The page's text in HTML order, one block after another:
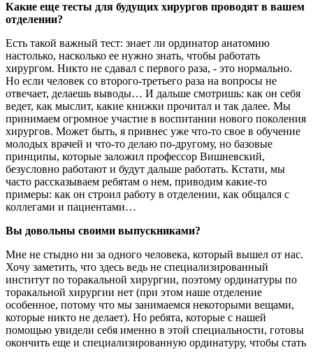
Какие еще тесты для будущих хирургов проводят в вашем
отделении?
Есть такой важный тест: знает ли ординатор анатомию
настолько, насколько ее нужно знать, чтобы работать
хирургом. Никто не сдавал с первого раза, - это нормально.
Но если человек со второго-третьего раза на вопросы не
отвечает, делаешь выводы… И дальше смотришь: как он себя
ведет, как мыслит, какие книжки прочитал и так далее. Мы
принимаем огромное участие в воспитании нового поколения
хирургов. Может быть, я привнес уже что-то свое в обучение
молодых врачей и что-то делаю по-другому, но базовые
принципы, которые заложил профессор Вишневский,
безусловно работают и будут дальше работать. Кстати, мы
часто рассказываем ребятам о нем, приводим какие-то
примеры: как он строил работу в отделении, как общался с
коллегами и пациентами…
Вы довольны своими выпускниками?
Мне не стыдно ни за одного человека, который вышел от нас.
Хочу заметить, что здесь ведь не специализированный
институт по торакальной хирургии, поэтому ординатуры по
торакальной хирургии нет (при этом наше отделение
особенное, потому что мы занимаемся некоторыми вещами,
которые никто не делает). Но ребята, которые с нашей
помощью увидели себя именно в этой специальности, готовы
окончить еще и специализированную ординатуру, чтобы стать